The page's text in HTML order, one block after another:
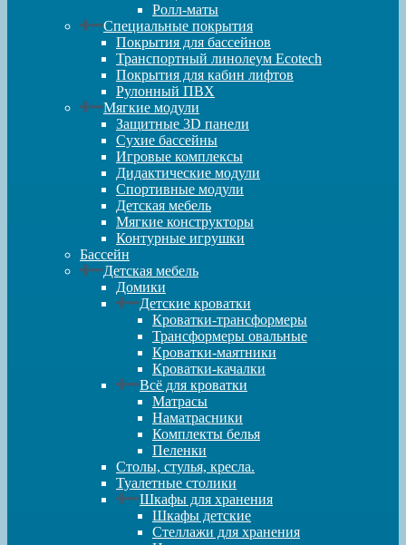
Ролл-маты
Специальные покрытия
Покрытия для бассейнов
Транспортный линолеум Ecotech
Покрытия для кабин лифтов
Рулонный ПВХ
Мягкие модули
Защитные 3D панели
Сухие бассейны
Игровые комплексы
Дидактические модули
Спортивные модули
Детская мебель
Мягкие конструкторы
Контурные игрушки
Бассейн
Детская мебель
Домики
Детские кроватки
Кроватки-трансформеры
Трансформеры овальные
Кроватки-маятники
Кроватки-качалки
Всё для кроватки
Матрасы
Наматрасники
Комплекты белья
Пеленки
Столы, стулья, кресла.
Туалетные столики
Шкафы для хранения
Шкафы детские
Стеллажи для хранения